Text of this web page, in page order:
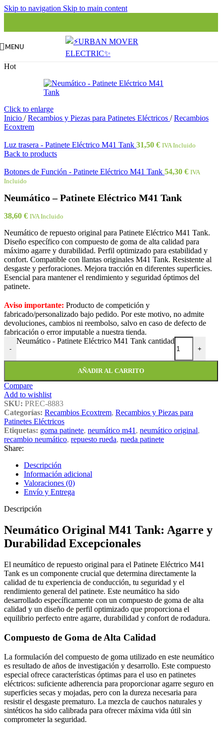
Skip to navigation Skip to main content
MENU
Hot
Click to enlarge
Inicio / Recambios y Piezas para Patinetes Eléctricos / Recambios
Ecoxtrem
Luz trasera - Patinete Eléctrico M41 Tank 31,50 € IVA Incluido
Back to products
Botones de Función - Patinete Eléctrico M41 Tank 54,30 € IVA
Incluido
Neumático – Patinete Eléctrico M41 Tank
38,60 € IVA Incluido
Neumático de repuesto original para Patinete Eléctrico M41 Tank.
Diseño específico con compuesto de goma de alta calidad para
máximo agarre y durabilidad. Perfil optimizado para estabilidad y
confort. Compatible con llantas originales M41 Tank. Resistente al
desgaste y perforaciones. Mejora tracción en diferentes superficies.
Esencial para mantener el rendimiento y seguridad óptimos del
patinete.
Aviso importante: Producto de competición y
fabricado/personalizado bajo pedido. Por este motivo, no admite
devoluciones, cambios ni reembolso, salvo en caso de defecto de
fabricación o error imputable a nuestra tienda.
-
Neumático - Patinete Eléctrico M41 Tank cantidad
+
AÑADIR AL CARRITO
Compare
Add to wishlist
SKU: PREC-8883
Categorías: Recambios Ecoxtrem, Recambios y Piezas para
Patinetes Eléctricos
Etiquetas: goma patinete, neumático m41 , neumático original,
recambio neumático, repuesto rueda, rueda patinete
Share:
Descripción
Información adicional
Valoraciones (0)
Envío y Entrega
Descripción
Neumático Original M41 Tank: Agarre y
Durabilidad Excepcionales
El neumático de repuesto original para el Patinete Eléctrico M41
Tank es un componente crucial que determina directamente la
calidad de tu experiencia de conducción, tu seguridad y el
rendimiento general del patinete. Este neumático ha sido
desarrollado específicamente con un compuesto de goma de alta
calidad y un diseño de perfil optimizado que proporciona el
equilibrio perfecto entre agarre, durabilidad y confort de rodadura.
Compuesto de Goma de Alta Calidad
La formulación del compuesto de goma utilizado en este neumático
es resultado de años de investigación y desarrollo. Este compuesto
especial ofrece características óptimas para el uso en patinetes
eléctricos: suficiente adherencia para proporcionar agarre seguro en
superficies secas y mojadas, pero con la dureza necesaria para
resistir el desgaste prematuro. La mezcla de cauchos naturales y
sintéticos ha sido calibrada para ofrecer máxima vida útil sin
comprometer la seguridad.